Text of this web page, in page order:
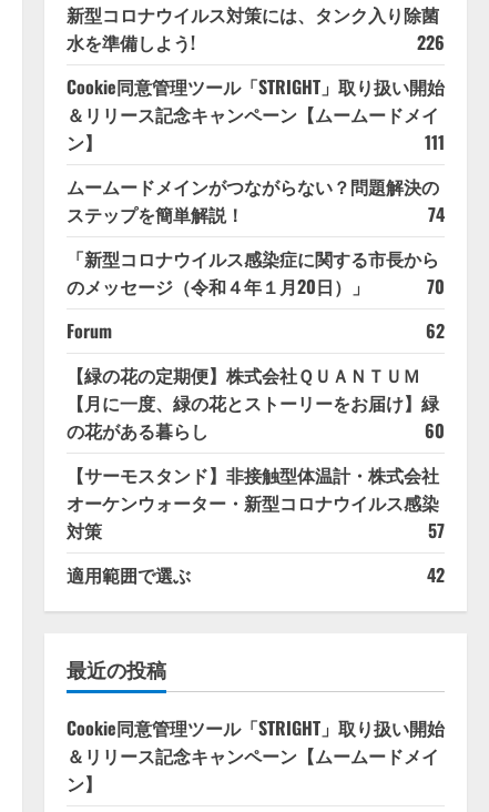
新型コロナウイルス対策には、タンク入り除菌
水を準備しよう!
226
Cookie同意管理ツール「STRIGHT」取り扱い開始
＆リリース記念キャンペーン【ムームードメイ
ン】
111
ムームードメインがつながらない？問題解決の
ステップを簡単解説！
74
「新型コロナウイルス感染症に関する市長から
のメッセージ（令和４年１月20日）」
70
Forum
62
【緑の花の定期便】株式会社ＱＵＡＮＴＵＭ
【月に一度、緑の花とストーリーをお届け】緑
の花がある暮らし
60
【サーモスタンド】非接触型体温計・株式会社
オーケンウォーター・新型コロナウイルス感染
対策
57
適用範囲で選ぶ
42
最近の投稿
Cookie同意管理ツール「STRIGHT」取り扱い開始
＆リリース記念キャンペーン【ムームードメイ
ン】